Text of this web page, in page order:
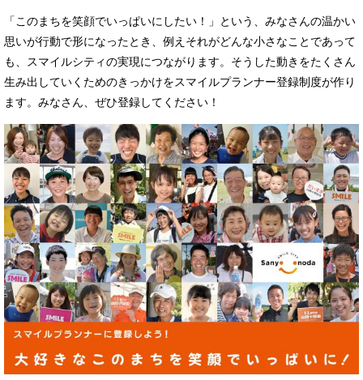
「このまちを笑顔でいっぱいにしたい！」という、みなさんの温かい
思いが行動で形になったとき、例えそれがどんな小さなことであって
も、スマイルシティの実現につながります。そうした動きをたくさん
生み出していくためのきっかけをスマイルプランナー登録制度が作り
ます。みなさん、ぜひ登録してください！